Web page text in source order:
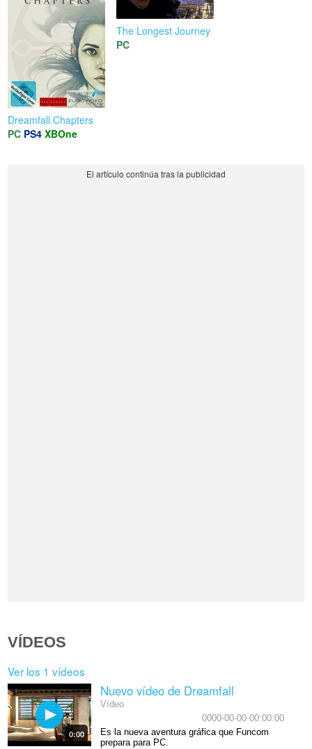
Dreamfall Chapters
PC PS4 XBOne
The Longest Journey
PC
VÍDEOS
Ver los 1 vídeos
0:00
Nuevo vídeo de Dreamfall
Vídeo
0000-00-00 00:00:00
Es la nueva aventura gráfica que Funcom
prepara para PC.